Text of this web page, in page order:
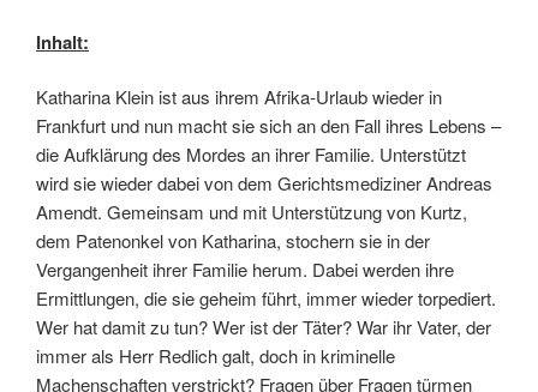
Inhalt:
Katharina Klein ist aus ihrem Afrika-Urlaub wieder in
Frankfurt und nun macht sie sich an den Fall ihres Lebens –
die Aufklärung des Mordes an ihrer Familie. Unterstützt
wird sie wieder dabei von dem Gerichtsmediziner Andreas
Amendt. Gemeinsam und mit Unterstützung von Kurtz,
dem Patenonkel von Katharina, stochern sie in der
Vergangenheit ihrer Familie herum. Dabei werden ihre
Ermittlungen, die sie geheim führt, immer wieder torpediert.
Wer hat damit zu tun? Wer ist der Täter? War ihr Vater, der
immer als Herr Redlich galt, doch in kriminelle
Machenschaften verstrickt? Fragen über Fragen türmen